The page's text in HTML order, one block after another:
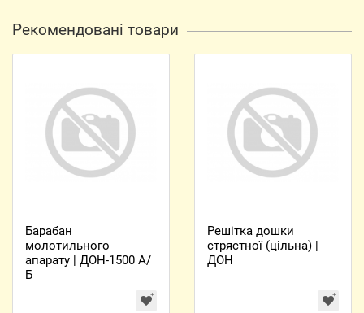
Рекомендовані товари
Барабан
молотильного
апарату | ДОН-1500 А/
Б
Решітка дошки
стрястної (цільна) |
ДОН